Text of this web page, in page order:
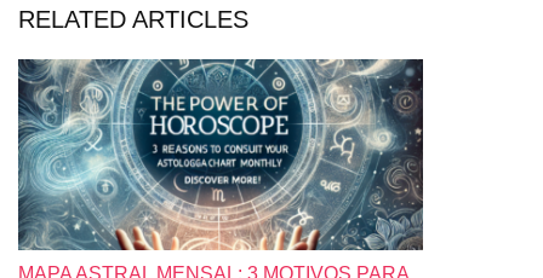
RELATED ARTICLES
MAPA ASTRAL MENSAL: 3 MOTIVOS PARA